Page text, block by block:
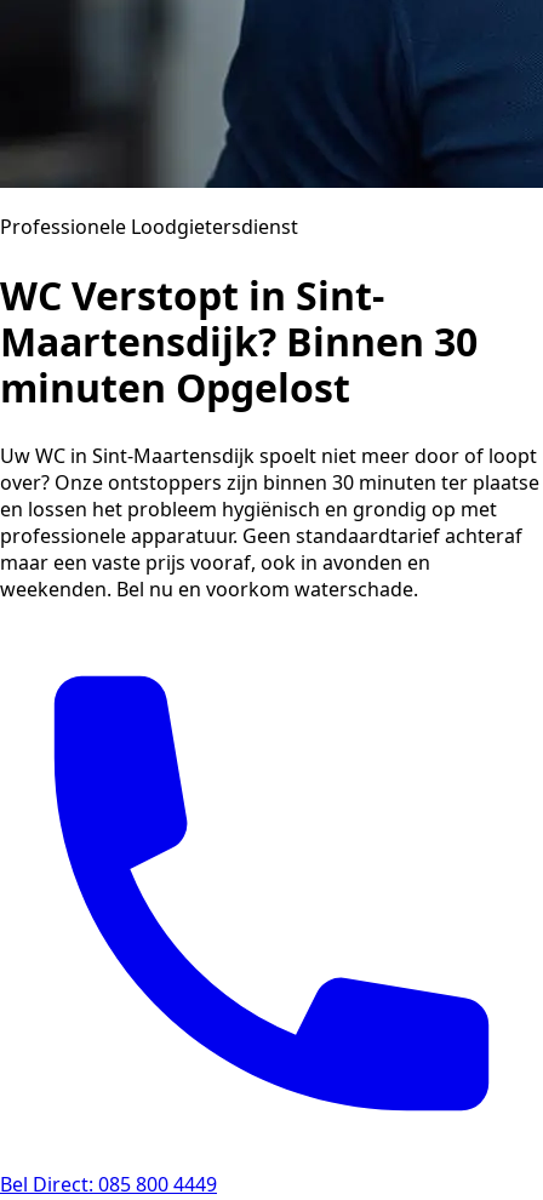
Professionele Loodgietersdienst
WC Verstopt in Sint-
Maartensdijk? Binnen 30
minuten Opgelost
Uw WC in Sint-Maartensdijk spoelt niet meer door of loopt
over? Onze ontstoppers zijn binnen 30 minuten ter plaatse
en lossen het probleem hygiënisch en grondig op met
professionele apparatuur. Geen standaardtarief achteraf
maar een vaste prijs vooraf, ook in avonden en
weekenden. Bel nu en voorkom waterschade.
Bel Direct: 085 800 4449